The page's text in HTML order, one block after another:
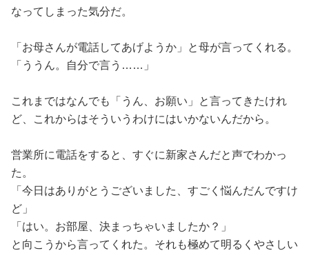
なってしまった気分だ。
「お母さんが電話してあげようか」と母が言ってくれる。
「ううん。自分で言う……」
これまではなんでも「うん、お願い」と言ってきたけれ
ど、これからはそういうわけにはいかないんだから。
営業所に電話をすると、すぐに新家さんだと声でわかっ
た。
「今日はありがとうございました、すごく悩んだんですけ
ど」
「はい。お部屋、決まっちゃいましたか？」
と向こうから言ってくれた。それも極めて明るくやさしい